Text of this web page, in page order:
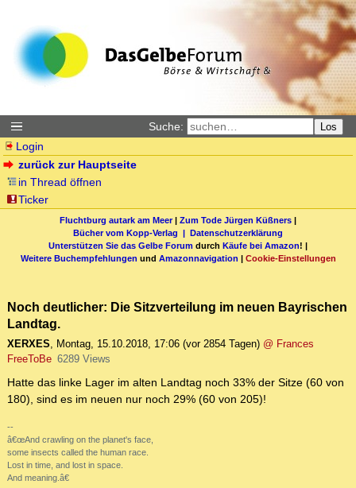
Suche: Los
Login
zurück zur Hauptseite
in Thread öffnen
Ticker
Fluchtburg autark am Meer| Zum Tode Jürgen Küßners |
Bücher vom Kopp-Verlag | Datenschutzerklärung
Unterstützen Sie das Gelbe Forum durch Käufe bei Amazon! |
Weitere Buchempfehlungen und Amazonnavigation | Cookie-Einstellungen
Noch deutlicher: Die Sitzverteilung im neuen Bayrischen
Landtag.
XERXES, Montag, 15.10.2018, 17:06 (vor 2854 Tagen) @ Frances
FreeToBe 6289 Views
Hatte das linke Lager im alten Landtag noch 33% der Sitze (60 von
180), sind es im neuen nur noch 29% (60 von 205)!
--
â€œAnd crawling on the planet's face,
some insects called the human race.
Lost in time, and lost in space.
And meaning.â€